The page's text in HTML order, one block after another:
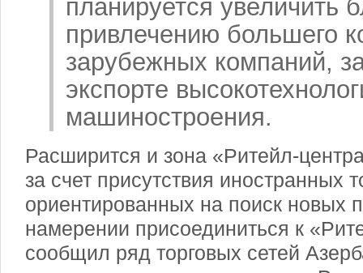
планируется увеличить
привлечению большего
зарубежных компаний,
экспорте
машиностроения.
Расширится и зона «Ритейл-
за счет присутствия иностранных
ориентированных на поиск новых
намерении присоединиться к
сообщил ряд торговых сетей